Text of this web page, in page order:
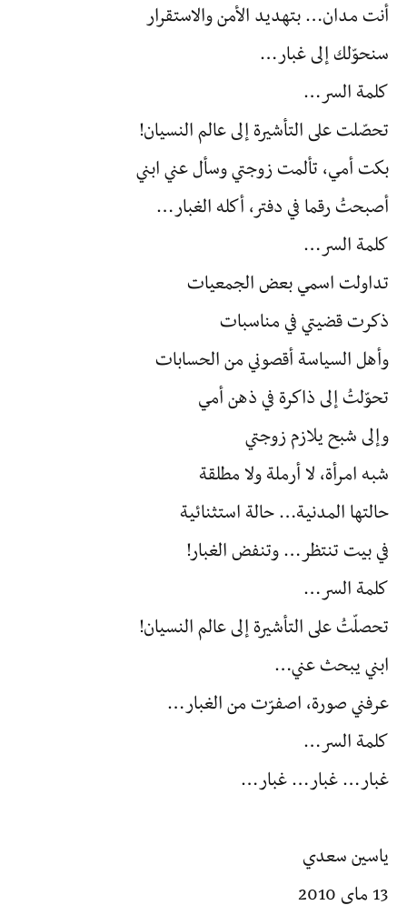
أنت مدان… بتهديد الأمن والاستقرار
سنحوّلك إلى غبار…
كلمة السر…
تحصّلت على التأشيرة إلى عالم النسيان!
بكت أمي، تألمت زوجتي وسأل عني ابني
أصبحتُ رقما في دفتر، أكله الغبار…
كلمة السر…
تداولت اسمي بعض الجمعيات
ذكرت قضيتي في مناسبات
وأهل السياسة أقصوني من الحسابات
تحوّلتُ إلى ذاكرة في ذهن أمي
وإلى شبح يلازم زوجتي
شبه امرأة، لا أرملة ولا مطلقة
حالتها المدنية… حالة استثنائية
في بيت تنتظر… وتنفض الغبار!
كلمة السر…
تحصلّتُ على التأشيرة إلى عالم النسيان!
ابني يبحث عني…
عرفني صورة، اصفرّت من الغبار…
كلمة السر…
غبار… غبار… غبار…
ياسين سعدي
13 ماي 2010